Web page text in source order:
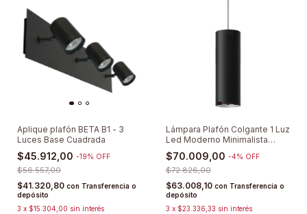
Aplique plafón BETA B1 - 3
Luces Base Cuadrada
$45.912,00 -19% OFF
$56.557,00
$41.320,80 con Transferencia o
depósito
3 x $15.304,00 sin interés
Lámpara Plafón Colgante 1 Luz
Led Moderno Minimalista
Deco
$70.009,00 -4% OFF
$72.826,00
$63.008,10 con Transferencia o
depósito
3 x $23.336,33 sin interés